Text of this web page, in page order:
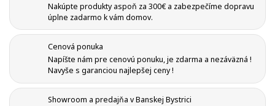
Nakúpte produkty aspoň za 300€ a zabezpečíme dopravu
úplne zadarmo k vám domov.
Cenová ponuka
Napíšte nám pre cenovú ponuku, je zdarma a nezáväzná !
Navyše s garanciou najlepšej ceny !
Showroom a predajňa v Banskej Bystrici